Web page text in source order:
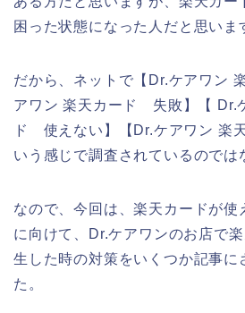
困った状態になった人だと思いま
だから、ネットで【Dr.ケアワン
アワン 楽天カード 失敗】【 Dr.
ド 使えない】【Dr.ケアワン 楽
いう感じで調査されているのでは
なので、今回は、楽天カードが使
に向けて、Dr.ケアワンのお店で
生した時の対策をいくつか記事に
た。